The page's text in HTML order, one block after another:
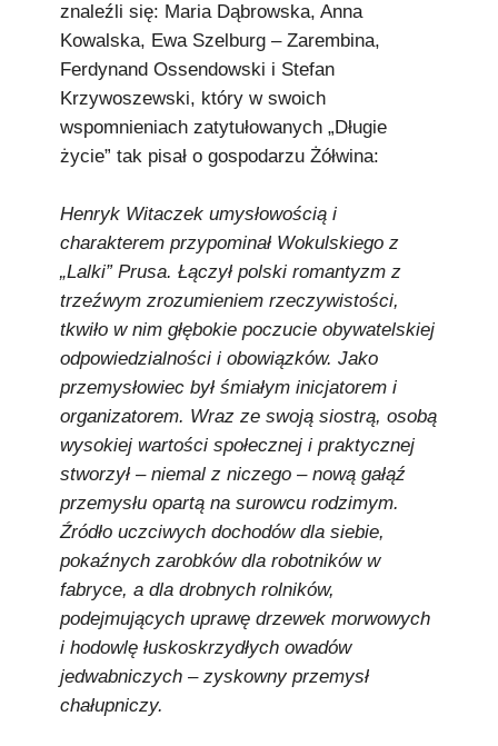
znaleźli się: Maria Dąbrowska, Anna
Kowalska, Ewa Szelburg – Zarembina,
Ferdynand Ossendowski i Stefan
Krzywoszewski, który w swoich
wspomnieniach zatytułowanych „Długie
życie” tak pisał o gospodarzu Żółwina:
Henryk Witaczek umysłowością i
charakterem przypominał Wokulskiego z
„Lalki” Prusa. Łączył polski romantyzm z
trzeźwym zrozumieniem rzeczywistości,
tkwiło w nim głębokie poczucie obywatelskiej
odpowiedzialności i obowiązków. Jako
przemysłowiec był śmiałym inicjatorem i
organizatorem. Wraz ze swoją siostrą, osobą
wysokiej wartości społecznej i praktycznej
stworzył – niemal z niczego – nową gałąź
przemysłu opartą na surowcu rodzimym.
Źródło uczciwych dochodów dla siebie,
pokaźnych zarobków dla robotników w
fabryce, a dla drobnych rolników,
podejmujących uprawę drzewek morwowych
i hodowlę łuskoskrzydłych owadów
jedwabniczych – zyskowny przemysł
chałupniczy.